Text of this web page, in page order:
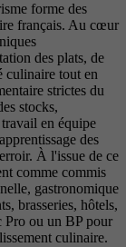
forme des
français. Au cœur
des plats, de
culinaire tout en
strictes du
stocks,
en équipe
des
À l'issue de ce
comme commis
gastronomique
brasseries, hôtels,
Pro ou un BP pour
culinaire.